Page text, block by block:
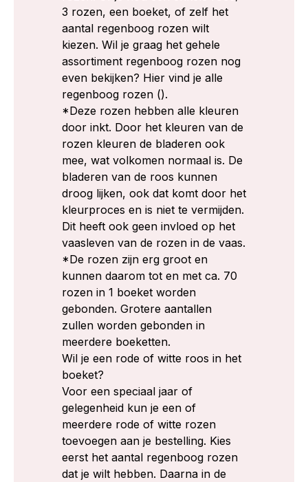
3 rozen, een boeket, of zelf het
aantal regenboog rozen wilt
kiezen. Wil je graag het gehele
assortiment regenboog rozen nog
even bekijken? Hier vind je alle
regenboog rozen ().
*Deze rozen hebben alle kleuren
door inkt. Door het kleuren van de
rozen kleuren de bladeren ook
mee, wat volkomen normaal is. De
bladeren van de roos kunnen
droog lijken, ook dat komt door het
kleurproces en is niet te vermijden.
Dit heeft ook geen invloed op het
vaasleven van de rozen in de vaas.
*De rozen zijn erg groot en
kunnen daarom tot en met ca. 70
rozen in 1 boeket worden
gebonden. Grotere aantallen
zullen worden gebonden in
meerdere boeketten.
Wil je een rode of witte roos in het
boeket?
Voor een speciaal jaar of
gelegenheid kun je een of
meerdere rode of witte rozen
toevoegen aan je bestelling. Kies
eerst het aantal regenboog rozen
dat je wilt hebben. Daarna in de